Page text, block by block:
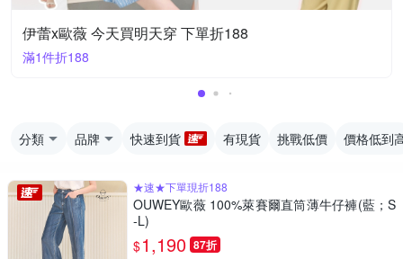
伊蕾x歐薇 今天買明天穿 下單折188
滿1件折188
分類 品牌 快速到貨 有現貨 挑戰低價 價格低到
★速★下單現折188
OUWEY歐薇 100%萊賽爾直筒薄牛仔褲(藍；S
-L)
$1,190 87折